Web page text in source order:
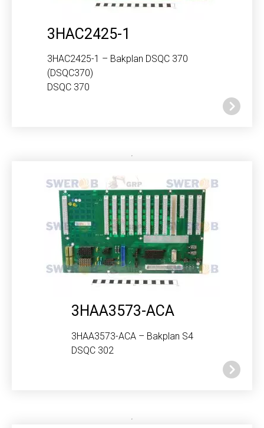
3HAC2425-1
3HAC2425-1 – Bakplan DSQC 370
(DSQC370)
DSQC 370
3HAA3573-ACA
3HAA3573-ACA – Bakplan S4
DSQC 302